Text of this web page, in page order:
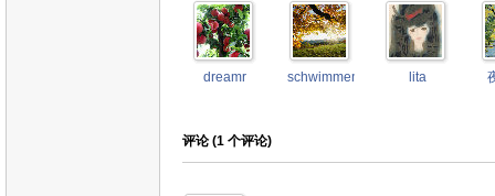
dreamr schwimmengool lita
评论 (1 个评论)